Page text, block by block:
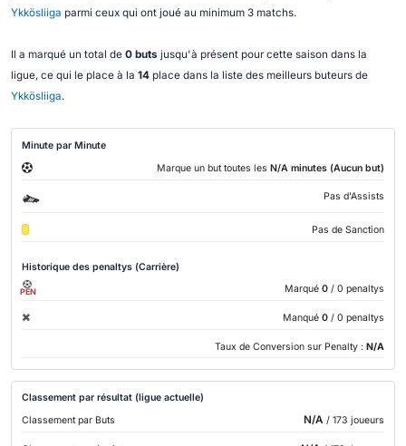
Ykkösliiga parmi ceux qui ont joué au minimum 3 matchs.
Il a marqué un total de 0 buts jusqu'à présent pour cette saison dans la
ligue, ce qui le place à la 14place dans la liste des meilleurs buteurs de
Ykkösliiga.
Minute par Minute
Marque un but toutes les N/A minutes (Aucun but)
Pas d'Assists
Pas de Sanction
Historique des penaltys (Carrière)
PEN Marqué 0 / 0 penaltys
Manqué 0 / 0 penaltys
Taux de Conversion sur Penalty : N/A
Classement par résultat (ligue actuelle)
Classement par Buts
N/A / 173 joueurs